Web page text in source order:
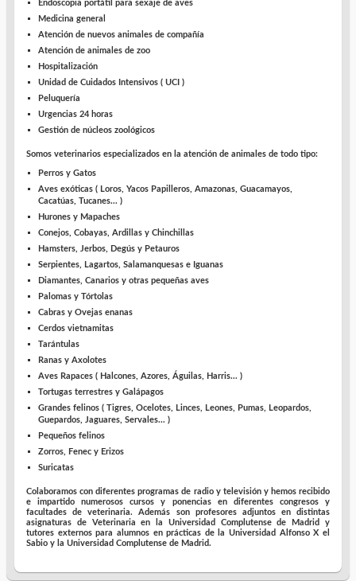
Endoscopia portátil para sexaje de aves
Medicina general
Atención de nuevos animales de compañía
Atención de animales de zoo
Hospitalización
Unidad de Cuidados Intensivos ( UCI )
Peluquería
Urgencias 24 horas
Gestión de núcleos zoológicos
Somos veterinarios especializados en la atención de animales de todo tipo:
Perros y Gatos
Aves exóticas ( Loros, Yacos Papilleros, Amazonas, Guacamayos,
Cacatúas, Tucanes... )
Hurones y Mapaches
Conejos, Cobayas, Ardillas y Chinchillas
Hamsters, Jerbos, Degús y Petauros
Serpientes, Lagartos, Salamanquesas e Iguanas
Diamantes, Canarios y otras pequeñas aves
Palomas y Tórtolas
Cabras y Ovejas enanas
Cerdos vietnamitas
Tarántulas
Ranas y Axolotes
Aves Rapaces ( Halcones, Azores, Águilas, Harris... )
Tortugas terrestres y Galápagos
Grandes felinos ( Tigres, Ocelotes, Linces, Leones, Pumas, Leopardos,
Guepardos, Jaguares, Servales... )
Pequeños felinos
Zorros, Fenec y Erizos
Suricatas
Colaboramos con diferentes programas de radio y televisióny hemos recibido
e impartido numerosos cursos y ponencias en diferentes congresos y
facultades de veterinaria. Además son profesores adjuntos en distintas
asignaturas de Veterinaria en la Universidad Complutense de Madrid
y
tutores externos para alumnos en prácticas de la Universidad Alfonso X el
Sabio y la Universidad Complutense de Madrid.